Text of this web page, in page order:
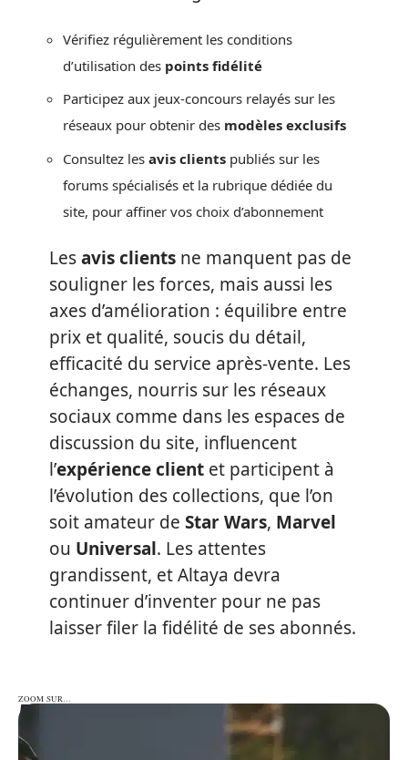
Vérifiez régulièrement les conditions
d’utilisation des points fidélité
Participez aux jeux-concours relayés sur les
réseaux pour obtenir des modèles exclusifs
Consultez les avis clients publiés sur les
forums spécialisés et la rubrique dédiée du
site, pour affiner vos choix d’abonnement
Lesavis clients ne manquent pas de
souligner les forces, mais aussi les
axes d’amélioration : équilibre entre
prix et qualité, soucis du détail,
efficacité du service après-vente. Les
échanges, nourris sur les réseaux
sociaux comme dans les espaces de
discussion du site, influencent
l’expérience client et participent à
l’évolution des collections, que l’on
soit amateur de Star Wars, Marvel
ou Universal. Les attentes
grandissent, et Altaya devra
continuer d’inventer pour ne pas
laisser filer la fidélité de ses abonnés.
ZOOM SUR…
ZOOM SUR…